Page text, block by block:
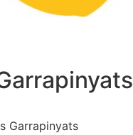
Garrapinyats